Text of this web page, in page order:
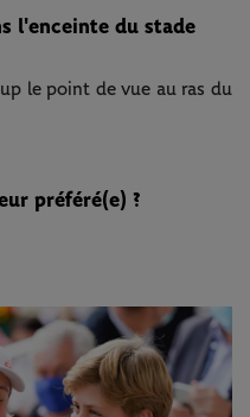
l'enceinte du stade
le point de vue au ras du
préféré(e) ?